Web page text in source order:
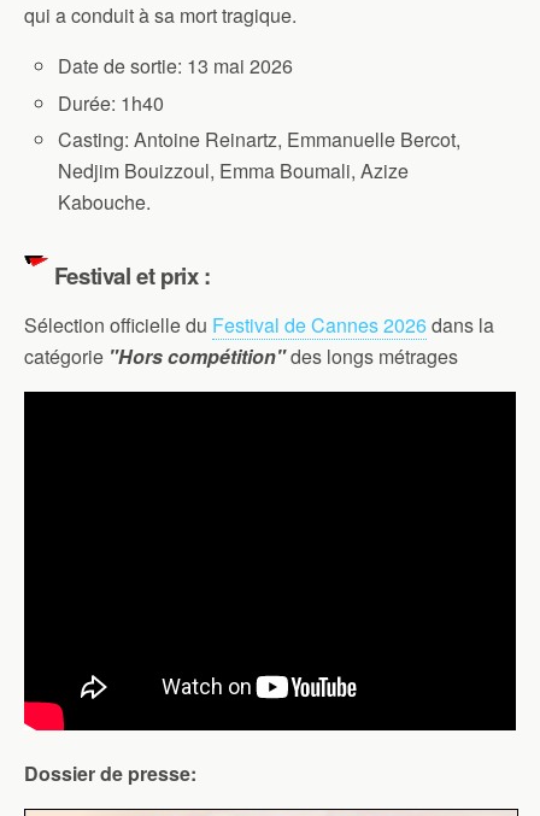
qui a conduit à sa mort tragique.
Date de sortie: 13 mai 2026
Durée: 1h40
Casting:Antoine Reinartz, Emmanuelle Bercot,
Nedjim Bouizzoul, Emma Boumali, Azize
Kabouche.
Festival et prix :
Sélection officielle du Festival de Cannes 2026dans la
catégorie "Hors compétition"des longs métrages
Dossier de presse: